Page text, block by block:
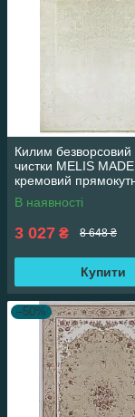
Килим безворсовий
чистки MELIS
кремовий
160*230 см
В наявності
3 027 ₴ 8 648 ₴
Купити
–50%